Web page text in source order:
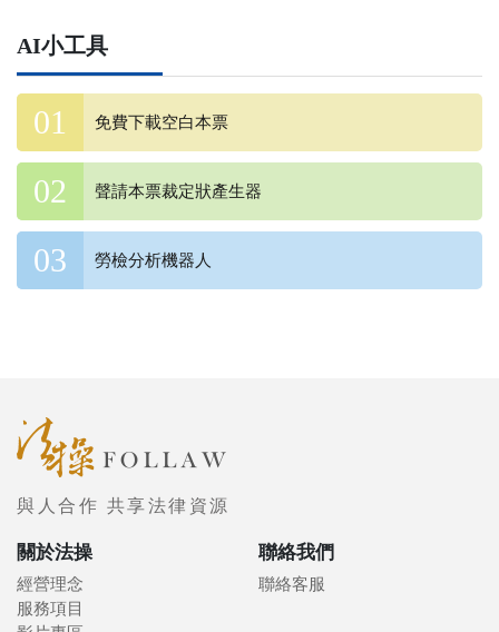
AI小工具
免費下載空白本票
聲請本票裁定狀產生器
勞檢分析機器人
與人合作 共享法律資源
關於法操
經營理念
服務項目
聯絡我們
聯絡客服